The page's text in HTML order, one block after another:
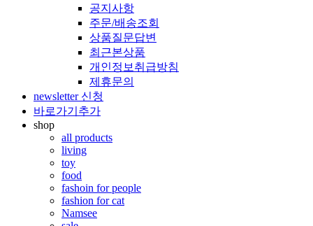
공지사항
주문/배송조회
상품질문답변
최근본상품
개인정보취급방침
제휴문의
newsletter 신청
바로가기추가
shop
all products
living
toy
food
fashoin for people
fashion for cat
Namsee